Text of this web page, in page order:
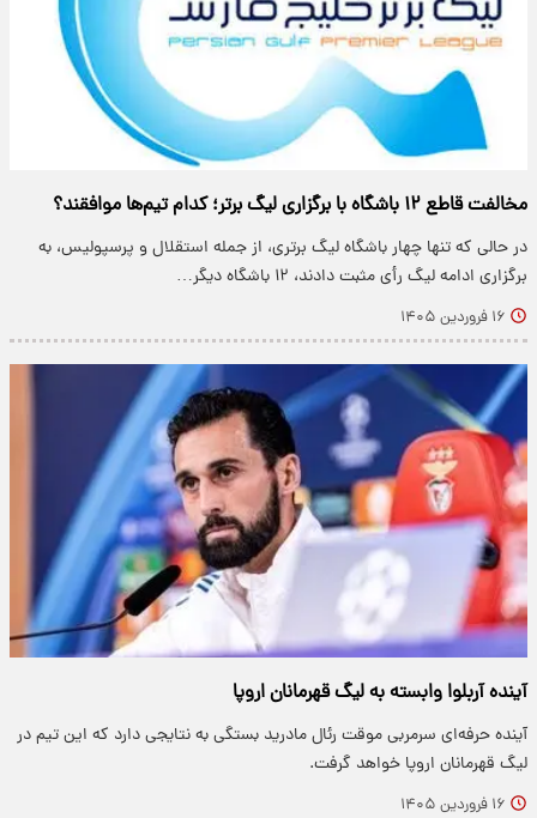
مخالفت قاطع ۱۲ باشگاه با برگزاری لیگ برتر؛ کدام تیم‌ها موافقند؟
در حالی که تنها چهار باشگاه لیگ برتری، از جمله استقلال و پرسپولیس، به
برگزاری ادامه لیگ رأی مثبت دادند، ۱۲ باشگاه دیگر…
۱۶ فروردین ۱۴۰۵
آینده آربلوا وابسته به لیگ قهرمانان اروپا
آینده حرفه‌ای سرمربی موقت رئال مادرید بستگی به نتایجی دارد که این تیم در
لیگ قهرمانان اروپا خواهد گرفت.
۱۶ فروردین ۱۴۰۵